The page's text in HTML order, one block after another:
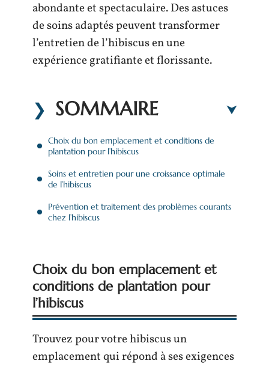
abondante et spectaculaire. Des astuces
de soins adaptés peuvent transformer
l’entretien de l’hibiscus en une
expérience gratifiante et florissante.
SOMMAIRE
Choix du bon emplacement et conditions de
plantation pour l’hibiscus
Soins et entretien pour une croissance optimale
de l’hibiscus
Prévention et traitement des problèmes courants
chez l’hibiscus
Choix du bon emplacement et
conditions de plantation pour
l’hibiscus
Trouvez pour votre hibiscus un
emplacement qui répond à ses exigences